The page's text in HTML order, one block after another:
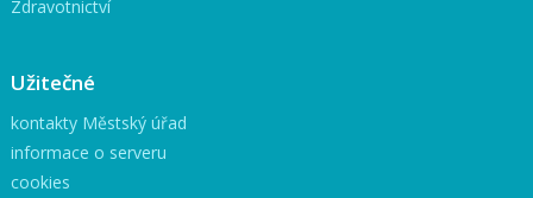
Zdravotnictví
Užitečné
kontakty Městský úřad
informace o serveru
cookies